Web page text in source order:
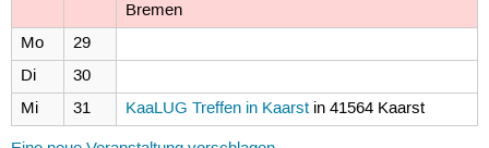
Bremen
Mo
29
Di
30
Mi
31 KaaLUG Treffen in Kaarst in 41564 Kaarst